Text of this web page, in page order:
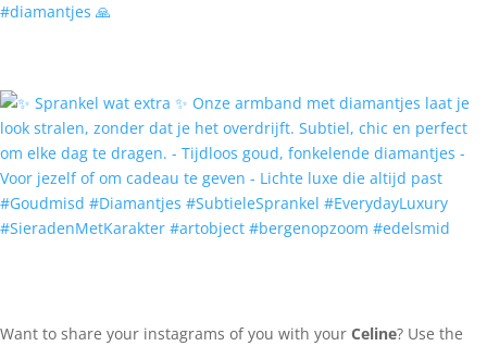
Want to share your instagrams of you with your Celine? Use the